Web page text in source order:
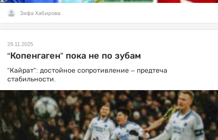
Зифа Хабирова
29.11.2025
“Копенгаген” пока не по зубам
“Кайрат”: достойное сопротивление – предтеча
стабильности.